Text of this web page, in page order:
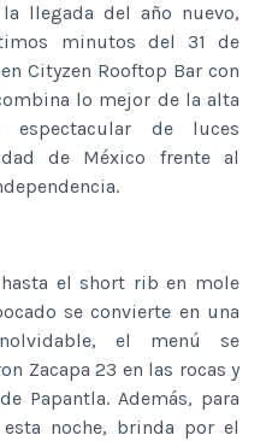
llegada del año nuevo,
minutos del 31 de
Cityzen Rooftop Bar con
lo mejor de la alta
de luces
de México frente al
el short rib en mole
se convierte en una
el menú se
Zacapa 23 en las rocas y
Papantla. Además, para
noche, brinda por el